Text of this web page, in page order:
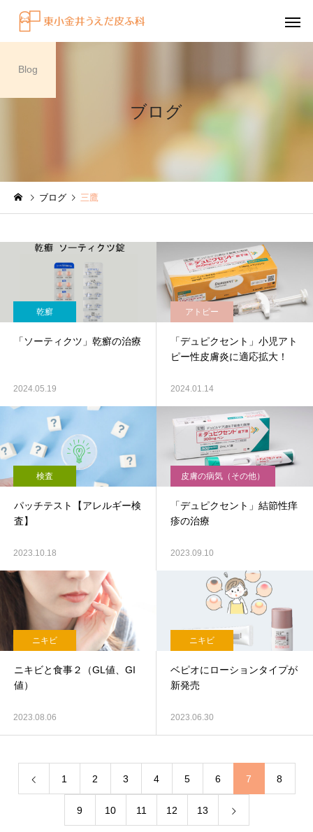
水虫（足白癬）を放置する
円形脱毛症になぜ「光
～エキシマライト（紫
療法）の効果について
ブログ
Blog
ブログ 三鷹
乾癬
「ソーティクツ」乾癬の治療
2024.05.19
アトピー
「デュピクセント」小児アト
ピー性皮膚炎に適応拡大！
2024.01.14
検査
パッチテスト【アレルギー検
査】
2023.10.18
皮膚の病気（その他）
「デュピクセント」結節性痒
疹の治療
2023.09.10
ニキビ
ニキビと食事２（GL値、GI
値）
2023.08.06
ニキビ
ベピオにローションタイプが
新発売
2023.06.30
1 2 3 4 5 6 7 8
9 10 11 12 13